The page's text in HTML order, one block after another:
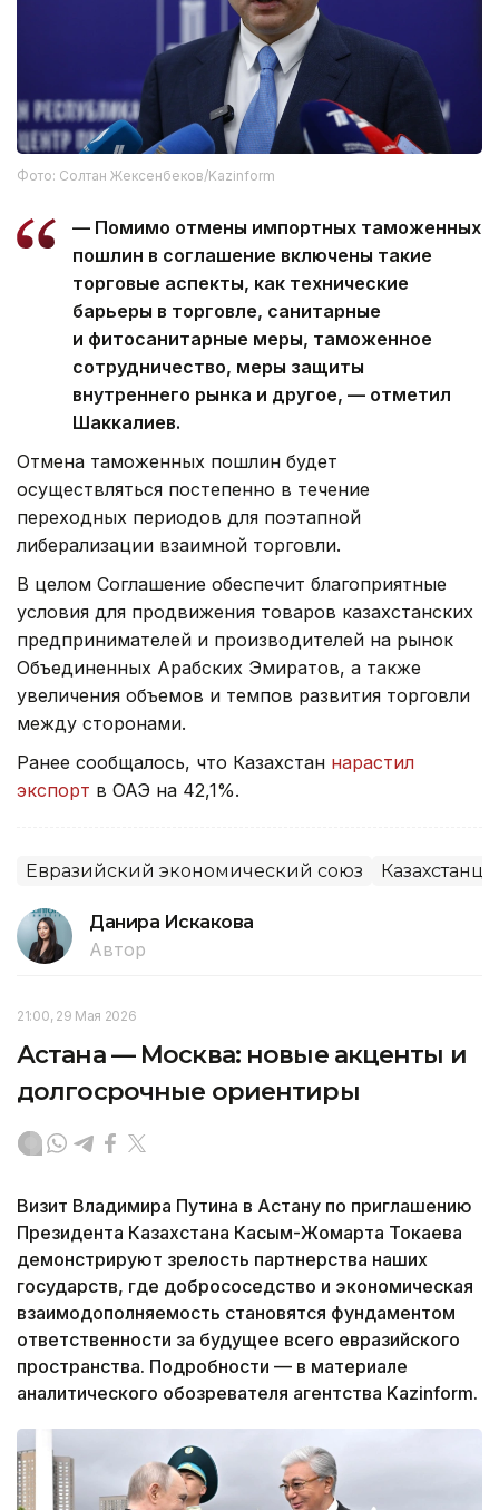
Фото: Солтан Жексенбеков/Kazinform
— Помимо отмены импортных таможенных
пошлин в соглашение включены такие
торговые аспекты, как технические
барьеры в торговле, санитарные
и фитосанитарные меры, таможенное
сотрудничество, меры защиты
внутреннего рынка и другое, — отметил
Шаккалиев.
Отмена таможенных пошлин будет
осуществляться постепенно в течение
переходных периодов для поэтапной
либерализации взаимной торговли.
В целом Соглашение обеспечит благоприятные
условия для продвижения товаров казахстанских
предпринимателей и производителей на рынок
Объединенных Арабских Эмиратов, а также
увеличения объемов и темпов развития торговли
между сторонами.
Ранее сообщалось, что Казахстан нарастил
экспорт в ОАЭ на 42,1%.
Евразийский экономический союз Казахстанцы
Данира Искакова
Автор
21:00, 29 Мая 2026
Астана — Москва: новые акценты и
долгосрочные ориентиры
Визит Владимира Путина в Астану по приглашению
Президента Казахстана Касым-Жомарта Токаева
демонстрируют зрелость партнерства наших
государств, где добрососедство и экономическая
взаимодополняемость становятся фундаментом
ответственности за будущее всего евразийского
пространства. Подробности — в материале
аналитического обозревателя агентства Kazinform.